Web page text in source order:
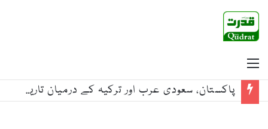
پاکستان، سعودی عرب اور ترکیہ کے درمیان تاریخی دفاعی معاہدہ خطے میں اجتماعی سلامتی اور استحکام کا اہم سنگ میل ہے: معاون برائے داخلہ بابر یوسفزئی